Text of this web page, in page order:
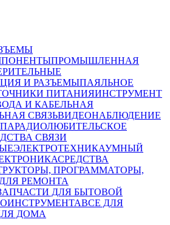
ПРОМЫШЛЕННАЯ
И РАЗЪЕМЫПАЯЛЬНОЕ
ПИТАНИЯИНСТРУМЕНТ
И КАБЕЛЬНАЯ
СВЯЗЬВИДЕОНАБЛЮДЕНИЕ
РАДИОЛЮБИТЕЛЬСКОЕ
СВЯЗИ
ЭЛЕКТРОТЕХНИКАУМНЫЙ
СРЕДСТВА
ПРОГРАММАТОРЫ,
РЕМОНТА
ДЛЯ БЫТОВОЙ
ВСЕ ДЛЯ
ДОМА